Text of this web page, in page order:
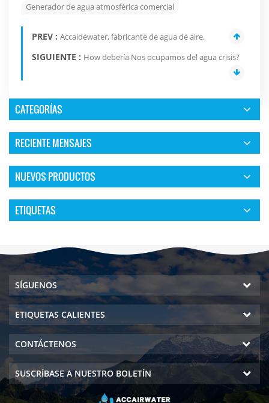
Generador de agua atmosférica comercial
PREV : Accaidewater, fabricante de agua de aire.
SIGUIENTE : How debería Nos ocupamos del agua crisis?
CATEGORÍAS
RECIENTE MENSAJES
NUEVOS PRODUCTOS
ETIQUETAS
SÍGUENOS
ETIQUETAS CALIENTES
CONTÁCTENOS
SUSCRÍBASE A NUESTRO BOLETÍN